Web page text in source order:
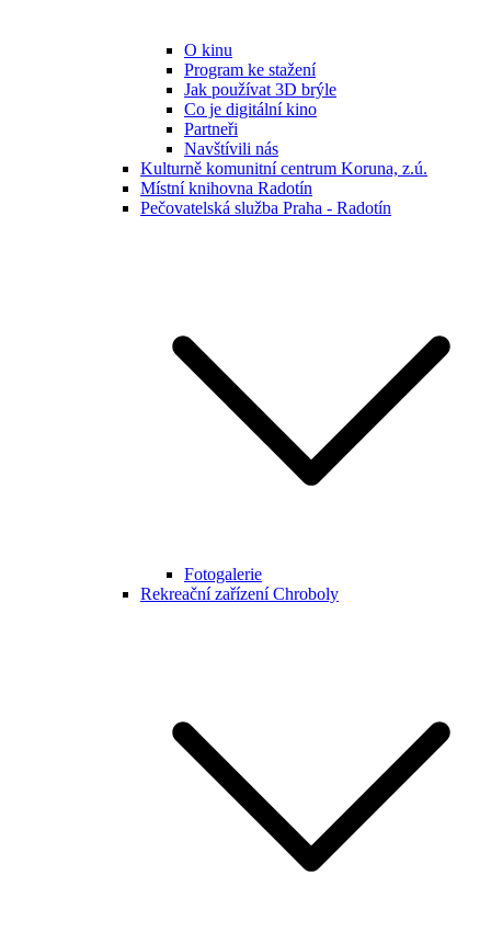
O kinu
Program ke stažení
Jak používat 3D brýle
Co je digitální kino
Partneři
Navštívili nás
Kulturně komunitní centrum Koruna, z.ú.
Místní knihovna Radotín
Pečovatelská služba Praha - Radotín
Fotogalerie
Rekreační zařízení Chroboly